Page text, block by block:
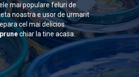
mai populare feluri de
noastra e usor de urmarit
cel mai delicios
chiar la tine acasa.